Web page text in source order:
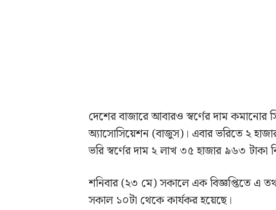
দেশের বাজারে আবারও স্বর্ণের দাম কমানোর
অ্যাসোসিয়েশন (বাজুস)। এবার ভরিতে ২
ভরি স্বর্ণের দাম ২ লাখ ৩৫ হাজার ৯৬৩ টাকা
শনিবার (২৩ মে) সকালে এক বিজ্ঞপ্তিতে এ
সকাল ১০টা থেকে কার্যকর হয়েছে।